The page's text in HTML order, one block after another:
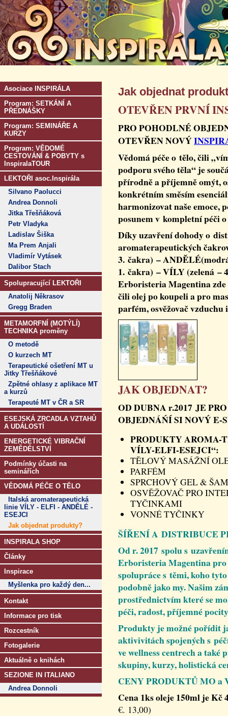
Asociace INSPIRÁLA
Program: SETKÁNÍ A
PŘEDNÁŠKY
Program: SEMINÁŘE A
KURZY
Program: VĚDOMÉ
CESTOVÁNÍ & POBYTY s
InspiralaTOUR
LEKTOŘI asoc.Inspirála
Silvano Paolucci
Andrea Donnoli
Jitka Třešňáková
Petr Vladyka
Ladislav Šiška
Ma Prem Anjali
Vladimír Vytásek
Dalibor Stach
Spolupracující LEKTOŘI
Anatolij Někrasov
Gregg Braden
METAMORFNÍ (MOTÝLÍ)
TECHNIKA proměny
O metodě
O kurzech MT
Terapeutické ošetření MT u
Jitky Třešňákové
Zpětné ohlasy z aplikace MT
a kurzů
Terapeuté MT v ČR a SR
ESEJSKÁ ZRCADLA VZTAHŮ
A UDÁLOSTÍ
ENERGETICKÉ VIBRAČNÍ
ZEMĚDĚLSTVÍ
Podmínky účasti na
seminářích
VĚDOMÁ PÉČE O TĚLO
Italská aromaterapeutická
linie VÍLY - ELFI - ANDĚLÉ -
ESEJCI
Jak objednat produkty?
INSPIRALA SHOP
Články
Inspirace
Myšlenka pro každý den...
Kontakt
Informace pro tisk
Rozcestník
Fotogalerie
Aktuálně o knihách
SEZIONE IN ITALIANO
Andrea Donnoli
Jak objednat
OTEVŘEN PRVNÍ
PRO POHODLNÉ
OTEVŘEN NOVÝ
Vědomá péče o tělo, čili
podporu svého těla“ je
přírodně a příjemně omýt,
konkrétním směsím
harmonizovat naše emoce,
posunem v kompletní péči
Díky uzavření dohody o
aromaterapeutických
3. čakra) –
1. čakra) – VÍLY (zelená –
Erboristeria Magentina
čili olej po koupeli a pro
parfém, osvěžovač
JAK OBJEDNAT?
OD DUBNA r.2017 JE
OBJEDNÁŃÍ SI NOVÝ E-
PRODUKTY AROMA-
VÍLY-ELFI-ESEJCI“:
TĚLOVÝ MASÁŽNÍ
PARFÉM
SPRCHOVÝ GEL &
OSVĚŽOVAČ PRO
TYČINKAMI
VONNÉ TYČINKY
ŠÍŘENÍ A DISTRIBUCE
Od r. 2017 spolu s
Erboristeria Magentina pro
spolupráce s těmi, koho
podobně jako my. Našim
prostřednictvím které se
péči, radost, příjemné
Produkty je možné pořídit
aktivivitách spojených s
ve wellness centrech a
skupiny, kurzy, holistická
CENY PRODUKTŮ MO a
Cena 1ks oleje 150ml je Kč
€. 13,00)